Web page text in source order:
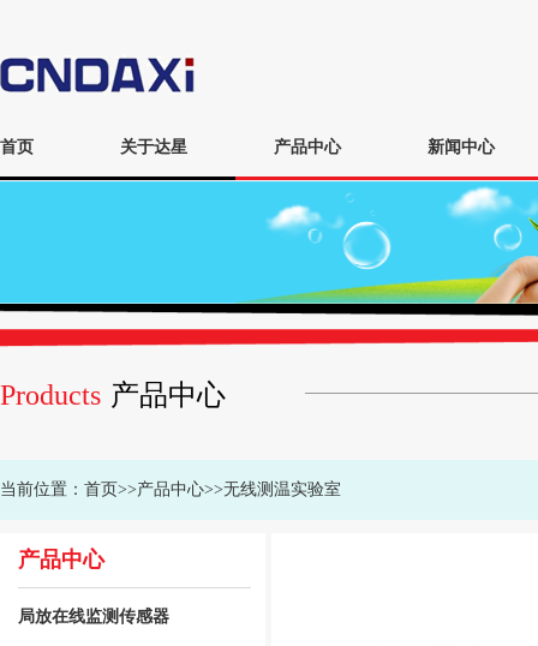
首页 关于达星 产品中心 新闻中心
Products 产品中心
当前位置： 首页>>产品中心>>无线测温实验室
产品中心
局放在线监测传感器